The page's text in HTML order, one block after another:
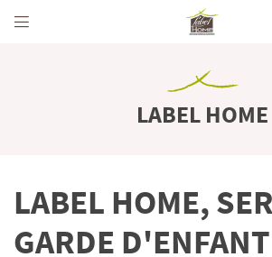

712 Avenue de la Grande Champagne
LABEL HOME
LABEL HOME,
GARDE